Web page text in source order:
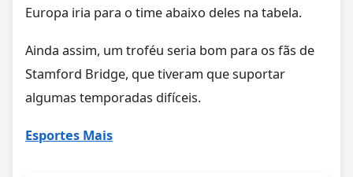
Europa iria para o time abaixo deles na tabela.
Ainda assim, um troféu seria bom para os fãs de
Stamford Bridge, que tiveram que suportar
algumas temporadas difíceis.
Esportes Mais